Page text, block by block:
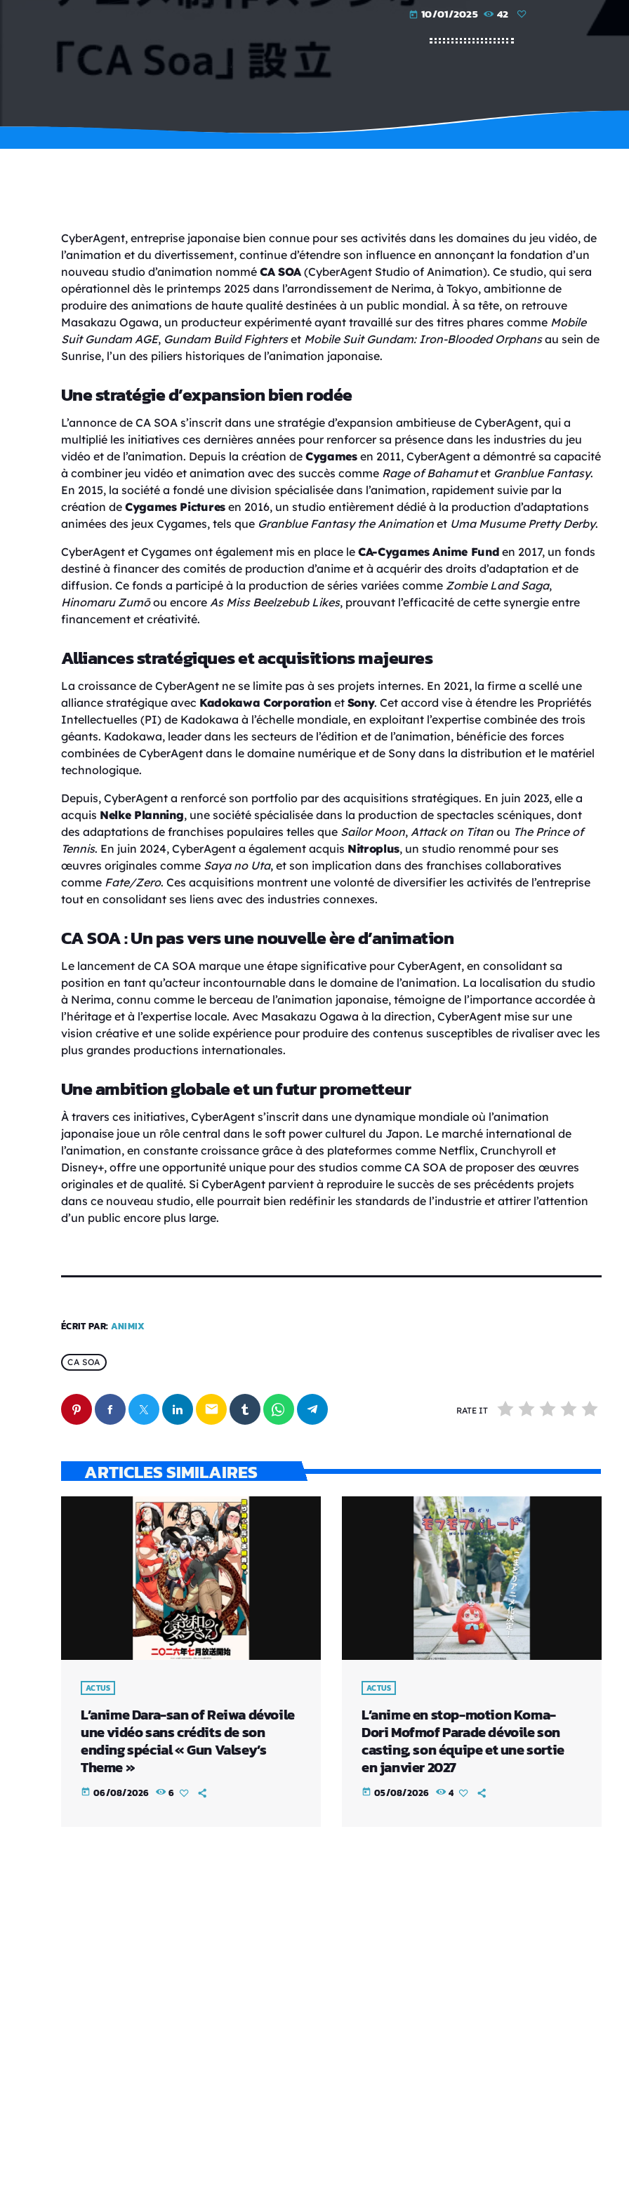
today 10/01/2025 42
CyberAgent, entreprise japonaise bien connue pour ses activités dans les domaines du jeu vidéo, de
l’animation et du divertissement, continue d’étendre son influence en annonçant la fondation d’un
nouveau studio d’animation nommé CA SOA (CyberAgent Studio of Animation). Ce studio, qui sera
opérationnel dès le printemps 2025 dans l’arrondissement de Nerima, à Tokyo, ambitionne de
produire des animations de haute qualité destinées à un public mondial. À sa tête, on retrouve
Masakazu Ogawa, un producteur expérimenté ayant travaillé sur des titres phares comme Mobile
Suit Gundam AGE, Gundam Build Fighterset Mobile Suit Gundam: Iron-Blooded Orphansau sein de
Sunrise, l’un des piliers historiques de l’animation japonaise.
Une stratégie d’expansion bien rodée
L’annonce de CA SOA s’inscrit dans une stratégie d’expansion ambitieuse de CyberAgent, qui a
multiplié les initiatives ces dernières années pour renforcer sa présence dans les industries du jeu
vidéo et de l’animation. Depuis la création de Cygamesen 2011, CyberAgent a démontré sa capacité
à combiner jeu vidéo et animation avec des succès comme Rage of Bahamutet Granblue Fantasy.
En 2015, la société a fondé une division spécialisée dans l’animation, rapidement suivie par la
création de Cygames Picturesen 2016, un studio entièrement dédié à la production d’adaptations
animées des jeux Cygames, tels que Granblue Fantasy the Animation et Uma Musume Pretty Derby.
CyberAgent et Cygames ont également mis en place le CA-Cygames Anime Fund en 2017, un fonds
destiné à financer des comités de production d’anime et à acquérir des droits d’adaptation et de
diffusion. Ce fonds a participé à la production de séries variées comme Zombie Land Saga,
Hinomaru Zumōou encore As Miss Beelzebub Likes, prouvant l’efficacité de cette synergie entre
financement et créativité.
Alliances stratégiques et acquisitions majeures
La croissance de CyberAgent ne se limite pas à ses projets internes. En 2021, la firme a scellé une
alliance stratégique avec Kadokawa Corporationet Sony. Cet accord vise à étendre les Propriétés
Intellectuelles (PI) de Kadokawa à l’échelle mondiale, en exploitant l’expertise combinée des trois
géants. Kadokawa, leader dans les secteurs de l’édition et de l’animation, bénéficie des forces
combinées de CyberAgent dans le domaine numérique et de Sony dans la distribution et le matériel
technologique.
Depuis, CyberAgent a renforcé son portfolio par des acquisitions stratégiques. En juin 2023, elle a
acquis Nelke Planning, une société spécialisée dans la production de spectacles scéniques, dont
des adaptations de franchises populaires telles que Sailor Moon, Attack on Titan ou The Prince of
Tennis. En juin 2024, CyberAgent a également acquis Nitroplus, un studio renommé pour ses
œuvres originales comme Saya no Uta, et son implication dans des franchises collaboratives
comme Fate/Zero. Ces acquisitions montrent une volonté de diversifier les activités de l’entreprise
tout en consolidant ses liens avec des industries connexes.
CA SOA : Un pas vers une nouvelle ère d’animation
Le lancement de CA SOA marque une étape significative pour CyberAgent, en consolidant sa
position en tant qu’acteur incontournable dans le domaine de l’animation. La localisation du studio
à Nerima, connu comme le berceau de l’animation japonaise, témoigne de l’importance accordée à
l’héritage et à l’expertise locale. Avec Masakazu Ogawa à la direction, CyberAgent mise sur une
vision créative et une solide expérience pour produire des contenus susceptibles de rivaliser avec les
plus grandes productions internationales.
Une ambition globale et un futur prometteur
À travers ces initiatives, CyberAgent s’inscrit dans une dynamique mondiale où l’animation
japonaise joue un rôle central dans le soft power culturel du Japon. Le marché international de
l’animation, en constante croissance grâce à des plateformes comme Netflix, Crunchyroll et
Disney+, offre une opportunité unique pour des studios comme CA SOA de proposer des œuvres
originales et de qualité. Si CyberAgent parvient à reproduire le succès de ses précédents projets
dans ce nouveau studio, elle pourrait bien redéfinir les standards de l’industrie et attirer l’attention
d’un public encore plus large.
ÉCRIT PAR: ANIMIX
CA SOA
email RATE IT
ARTICLES SIMILAIRES
ACTUS
L’anime Dara-san of Reiwa dévoile
une vidéo sans crédits de son
ending spécial « Gun Valsey’s
Theme »
today 06/08/2026 6
ACTUS
L’anime en stop-motion Koma-
Dori Mofmof Parade dévoile son
casting, son équipe et une sortie
en janvier 2027
today 05/08/2026 4